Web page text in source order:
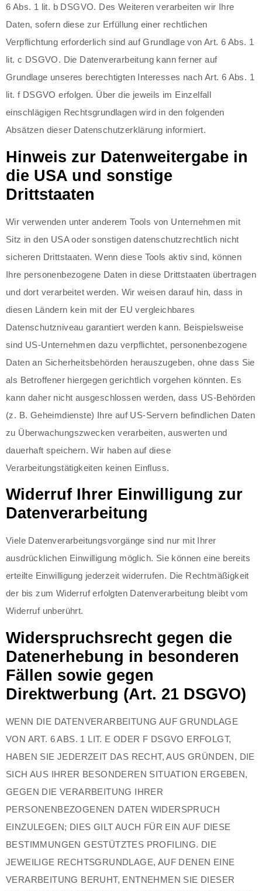
6 Abs. 1 lit. b DSGVO. Des Weiteren verarbeiten wir Ihre
Daten, sofern diese zur Erfüllung einer rechtlichen
Verpflichtung erforderlich sind auf Grundlage von Art. 6 Abs. 1
lit. c DSGVO. Die Datenverarbeitung kann ferner auf
Grundlage unseres berechtigten Interesses nach Art. 6 Abs. 1
lit. f DSGVO erfolgen. Über die jeweils im Einzelfall
einschlägigen Rechtsgrundlagen wird in den folgenden
Absätzen dieser Datenschutzerklärung informiert.
Hinweis zur Datenweitergabe in
die USA und sonstige
Drittstaaten
Wir verwenden unter anderem Tools von Unternehmen mit
Sitz in den USA oder sonstigen datenschutzrechtlich nicht
sicheren Drittstaaten. Wenn diese Tools aktiv sind, können
Ihre personenbezogene Daten in diese Drittstaaten übertragen
und dort verarbeitet werden. Wir weisen darauf hin, dass in
diesen Ländern kein mit der EU vergleichbares
Datenschutzniveau garantiert werden kann. Beispielsweise
sind US-Unternehmen dazu verpflichtet, personenbezogene
Daten an Sicherheitsbehörden herauszugeben, ohne dass Sie
als Betroffener hiergegen gerichtlich vorgehen könnten. Es
kann daher nicht ausgeschlossen werden, dass US-Behörden
(z. B. Geheimdienste) Ihre auf US-Servern befindlichen Daten
zu Überwachungszwecken verarbeiten, auswerten und
dauerhaft speichern. Wir haben auf diese
Verarbeitungstätigkeiten keinen Einfluss.
Widerruf Ihrer Einwilligung zur
Datenverarbeitung
Viele Datenverarbeitungsvorgänge sind nur mit Ihrer
ausdrücklichen Einwilligung möglich. Sie können eine bereits
erteilte Einwilligung jederzeit widerrufen. Die Rechtmäßigkeit
der bis zum Widerruf erfolgten Datenverarbeitung bleibt vom
Widerruf unberührt.
Widerspruchsrecht gegen die
Datenerhebung in besonderen
Fällen sowie gegen
Direktwerbung (Art. 21 DSGVO)
WENN DIE DATENVERARBEITUNG AUF GRUNDLAGE
VON ART. 6 ABS. 1 LIT. E ODER F DSGVO ERFOLGT,
HABEN SIE JEDERZEIT DAS RECHT, AUS GRÜNDEN, DIE
SICH AUS IHRER BESONDEREN SITUATION ERGEBEN,
GEGEN DIE VERARBEITUNG IHRER
PERSONENBEZOGENEN DATEN WIDERSPRUCH
EINZULEGEN; DIES GILT AUCH FÜR EIN AUF DIESE
BESTIMMUNGEN GESTÜTZTES PROFILING. DIE
JEWEILIGE RECHTSGRUNDLAGE, AUF DENEN EINE
VERARBEITUNG BERUHT, ENTNEHMEN SIE DIESER